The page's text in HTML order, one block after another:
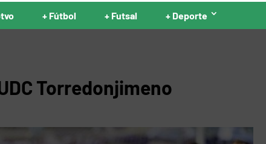
+ Fútbol + Futsal + Deporte
Torredonjimeno